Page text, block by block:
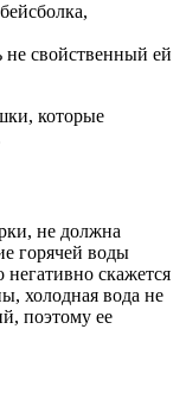
свойственный ей
которые
не должна
горячей воды
скажется
холодная вода не
поэтому ее